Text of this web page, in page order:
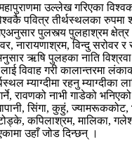
उल्लेख गरिएका
पवित्र तीर्थस्थलका रुपमा
पुलस्त्य पुलहाश्रम
नारायणाश्रम, विन्दु
ऋषि पुलहका नाति
गरी कालान्तरमा
म्याग्दीमा रहनु म्याग्दीका
नाभी गाडेको भनिएको
सिंगा, कुहुं, ज्यामरूककोट,
कपिलाश्रम, मालिका,
उहाँ जोड दिन्छन् ।